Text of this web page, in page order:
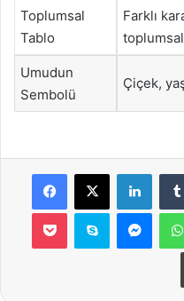
Toplumsal
Tablo
Farklı
toplumsal
Umudun
Sembolü
Çiçek,
Facebook
X
Pocket Skype